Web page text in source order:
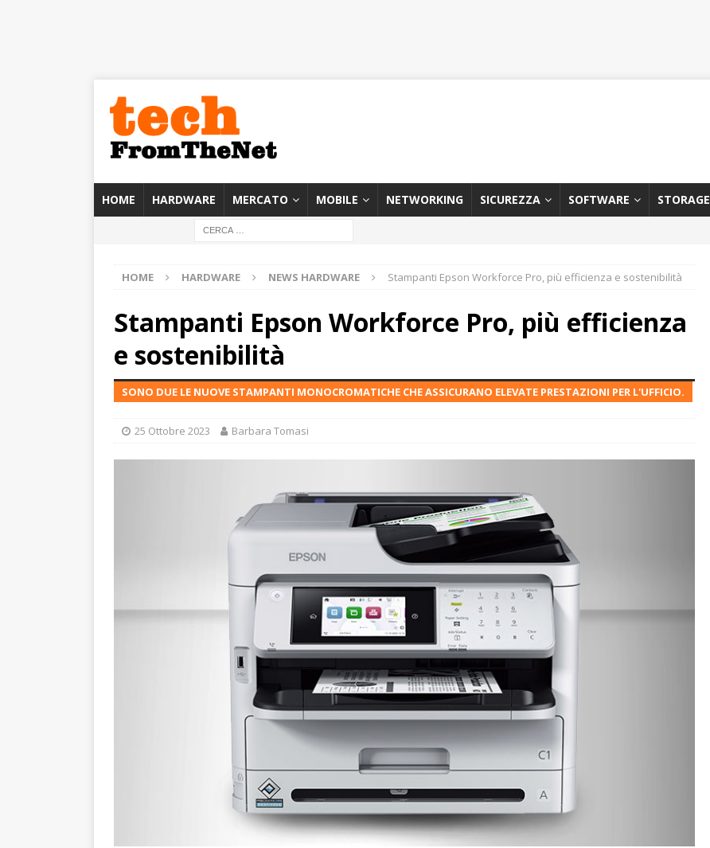
HOME HARDWARE MERCATO MOBILE NETWORKING SICUREZZA SOFTWARE STORAGE
HOME HARDWARE NEWS HARDWARE Stampanti Epson Workforce Pro, più efficienza e sostenibilità
Stampanti Epson Workforce Pro, più efficienza
e sostenibilità
SONO DUE LE NUOVE STAMPANTI MONOCROMATICHE CHE ASSICURANO ELEVATE PRESTAZIONI PER L'UFFICIO.
25 Ottobre 2023 Barbara Tomasi